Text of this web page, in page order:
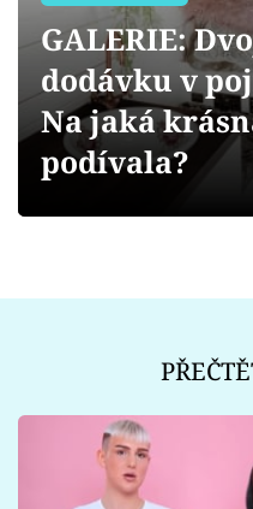
Videa
Sledujte prima+
GALERIE:
dodávku v
Na jaká
podívala?